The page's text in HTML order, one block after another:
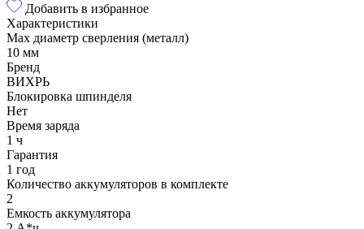
Добавить в избранное
Характеристики
Max диаметр сверления (металл)
10 мм
Бренд
ВИХРЬ
Блокировка шпинделя
Нет
Время заряда
1 ч
Гарантия
1 год
Количество аккумуляторов в комплекте
2
Емкость аккумулятора